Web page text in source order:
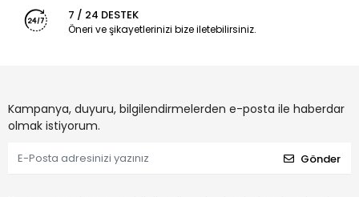
7 / 24 DESTEK
Öneri ve şikayetlerinizi bize iletebilirsiniz.
Kampanya, duyuru, bilgilendirmelerden e-posta ile haberdar
olmak istiyorum.
Gönder